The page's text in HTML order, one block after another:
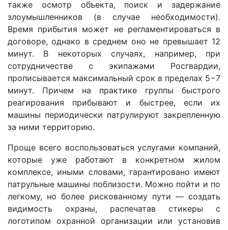
также осмотр объекта, поиск и задержание
злоумышленников (в случае необходимости).
Время прибытия может не регламентироваться в
договоре, однако в среднем оно не превышает 12
минут. В некоторых случаях, например, при
сотрудничестве с экипажами Росгвардии,
прописывается максимальный срок в пределах 5−7
минут. Причем на практике группы быстрого
реагирования прибывают и быстрее, если их
машины периодически патрулируют закрепленную
за ними территорию.
Проще всего воспользоваться услугами компаний,
которые уже работают в конкретном жилом
комплексе, иными словами, гарантировано имеют
патрульные машины поблизости. Можно пойти и по
легкому, но более рискованному пути — создать
видимость охраны, распечатав стикеры с
логотипом охранной организации или установив